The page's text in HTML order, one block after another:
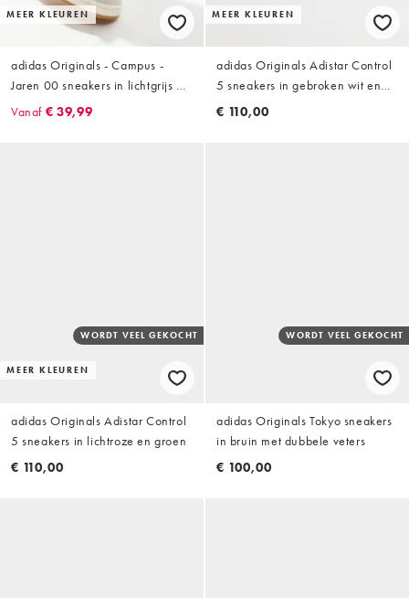
MEER KLEUREN
adidas Originals - Campus -
Jaren 00 sneakers in lichtgrijs en
zwart
Vanaf € 39,99
MEER KLEUREN
adidas Originals Adistar Control
5 sneakers in gebroken wit en
tortoise
€ 110,00
MEER KLEUREN
WORDT VEEL GEKOCHT
adidas Originals Adistar Control
5 sneakers in lichtroze en groen
€ 110,00
WORDT VEEL GEKOCHT
adidas Originals Tokyo sneakers
in bruin met dubbele veters
€ 100,00